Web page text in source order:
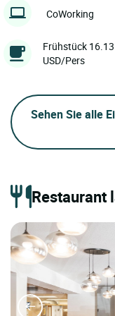
CoWorking
Frühstück 16.13
USD/Pers
Sehen Sie alle
Restaurant